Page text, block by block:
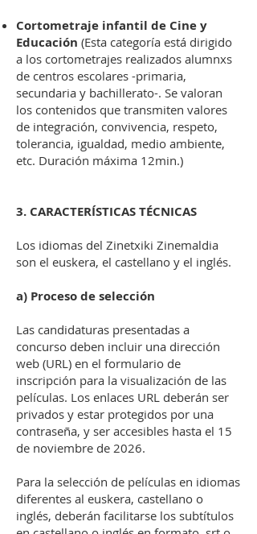
Cortometraje infantil de Cine y
Educación (Esta categoría está dirigido
a los cortometrajes realizados alumnxs
de centros escolares -primaria,
secundaria y bachillerato-. Se valoran
los contenidos que transmiten valores
de integración, convivencia, respeto,
tolerancia, igualdad, medio ambiente,
etc. Duración máxima 12min.)
3. CARACTERÍSTICAS TÉCNICAS
Los idiomas del Zinetxiki Zinemaldia
son el euskera, el castellano y el inglés.
a) Proceso de selección
Las candidaturas presentadas a
concurso deben incluir una dirección
web (URL) en el formulario de
inscripción para la visualización de las
películas. Los enlaces URL deberán ser
privados y estar protegidos por una
contraseña, y ser accesibles hasta el 15
de noviembre de 2026.
Para la selección de películas en idiomas
diferentes al euskera, castellano o
inglés, deberán facilitarse los subtítulos